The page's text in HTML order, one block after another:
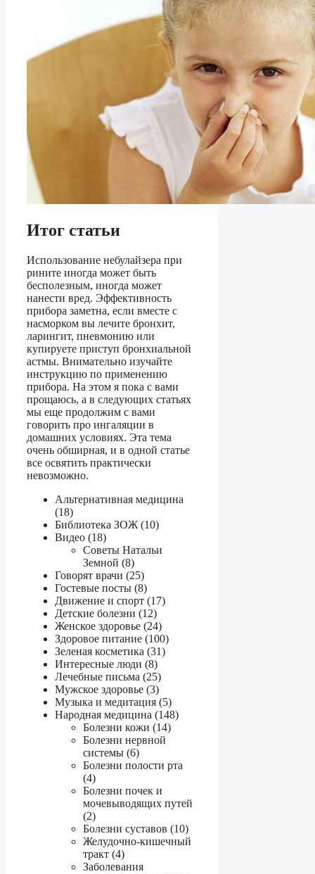
Итог статьи
Использование небулайзера при
рините иногда может быть
бесполезным, иногда может
нанести вред. Эффективность
прибора заметна, если вместе с
насморком вы лечите бронхит,
ларингит, пневмонию или
купируете приступ бронхиальной
астмы. Внимательно изучайте
инструкцию по применению
прибора. На этом я пока с вами
прощаюсь, а в следующих статьях
мы еще продолжим с вами
говорить про ингаляции в
домашних условиях. Эта тема
очень обширная, и в одной статье
все освятить практически
невозможно.
Альтернативная медицина
(18)
Библиотека ЗОЖ (10)
Видео (18)
Советы Натальи
Земной (8)
Говорят врачи (25)
Гостевые посты (8)
Движение и спорт (17)
Детские болезни (12)
Женское здоровье (24)
Здоровое питание (100)
Зеленая косметика (31)
Интересные люди (8)
Лечебные письма (25)
Мужское здоровье (3)
Музыка и медитация (5)
Народная медицина (148)
Болезни кожи (14)
Болезни нервной
системы (6)
Болезни полости рта
(4)
Болезни почек и
мочевыводящих путей
(2)
Болезни суставов (10)
Желудочно-кишечный
тракт (4)
Заболевания